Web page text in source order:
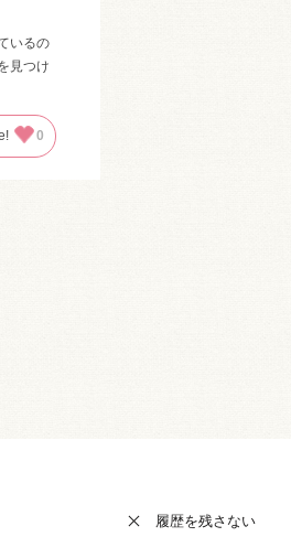
いるの
見つけ
0
履歴を残さない